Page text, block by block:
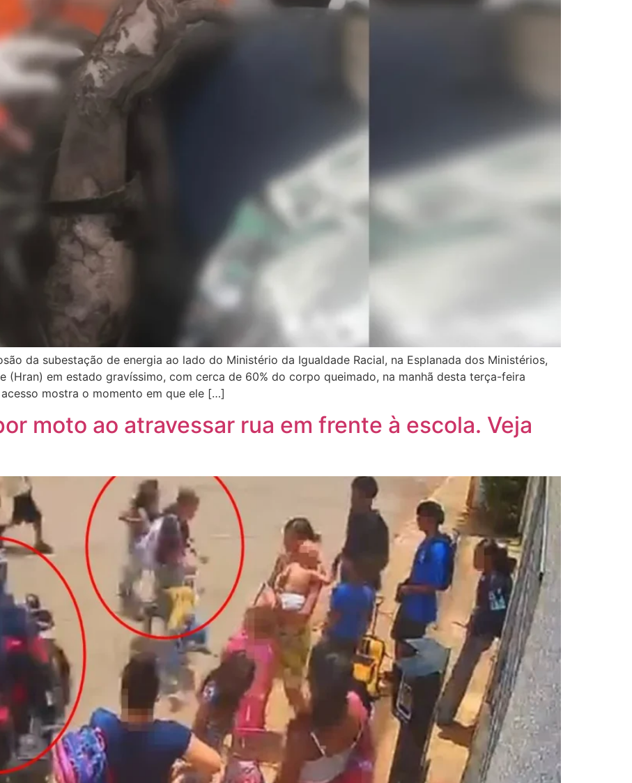
da subestação de energia ao lado do Ministério da Igualdade Racial, na Esplanada dos Ministérios,
(Hran) em estado gravíssimo, com cerca de 60% do corpo queimado, na manhã desta terça-feira
mostra o momento em que ele […]
moto ao atravessar rua em frente à escola. Veja